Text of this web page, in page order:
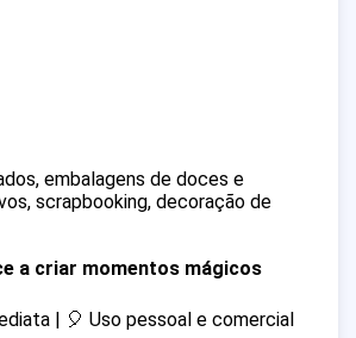
embalagens de doces e
scrapbooking, decoração de
a criar momentos mágicos
| 🎈 Uso pessoal e comercial